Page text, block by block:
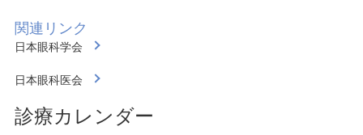
関連リンク
日本眼科学会
日本眼科医会
診療カレンダー